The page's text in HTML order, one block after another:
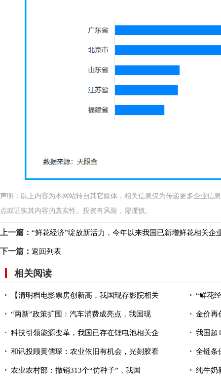
声明：以上内容为本网站转自其它媒体，相关信息仅为传递更多企业信
点或证实其内容的真实性。投资有风险，需谨慎。
上一篇： “鲜花经济”绽放新活力，今年以来我国已新增鲜花相关企
下一篇： 返回列表
相关阅读
【清明档电影票房创新高，我国现存影院相关 “鲜花
“两新”政策扩围：汽车消费成亮点，我国现 金价再
科技引领能源变革，我国已存在锂电池相关企 我国超
和讯投顾黄儒琛：农业依旧有机会，光刻胶看 全链条
农业农村部：撤销313个“仿种子”，我国 纯牛奶